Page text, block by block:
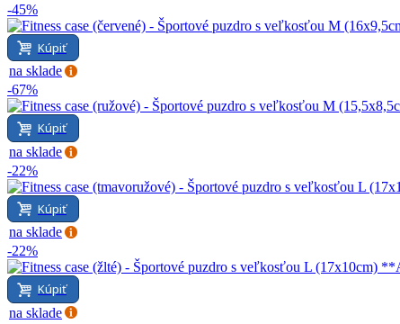
-45%
Kúpiť
na sklade
-67%
Kúpiť
na sklade
-22%
Kúpiť
na sklade
-22%
Kúpiť
na sklade